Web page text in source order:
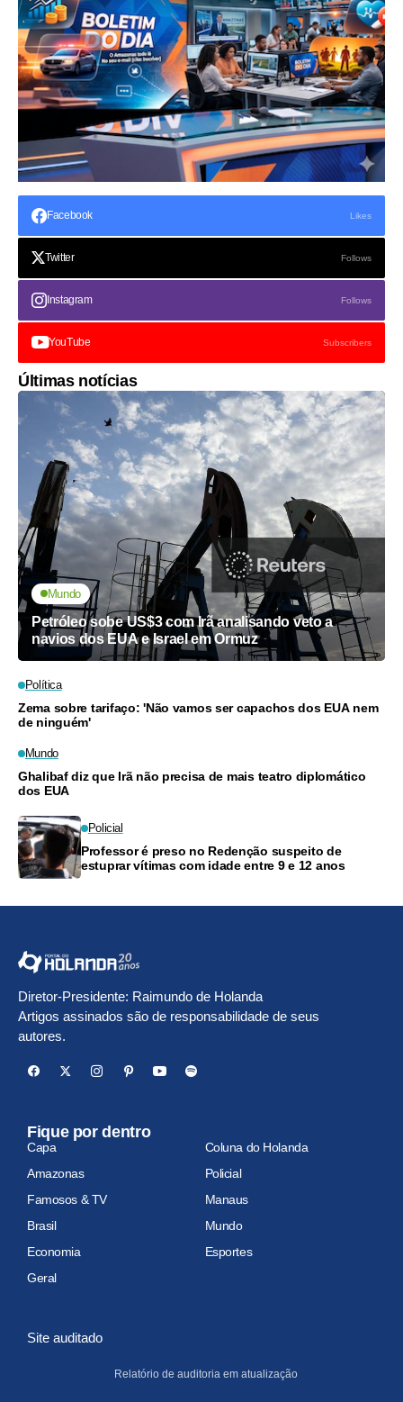
Facebook Likes
Twitter Follows
Instagram Follows
YouTube Subscribers
Últimas notícias
Mundo
Petróleo sobe US$3 com Irã analisando veto a
navios dos EUA e Israel em Ormuz
Política
Zema sobre tarifaço: 'Não vamos ser capachos dos EUA nem
de ninguém'
Mundo
Ghalibaf diz que Irã não precisa de mais teatro diplomático
dos EUA
Policial
Professor é preso no Redenção suspeito de
estuprar vítimas com idade entre 9 e 12 anos
Diretor-Presidente: Raimundo de Holanda
Artigos assinados são de responsabilidade de seus
autores.
Fique por dentro
Capa
Coluna do Holanda
Amazonas
Policial
Famosos & TV
Manaus
Brasil
Mundo
Economia
Esportes
Geral
Site auditado
Relatório de auditoria em atualização